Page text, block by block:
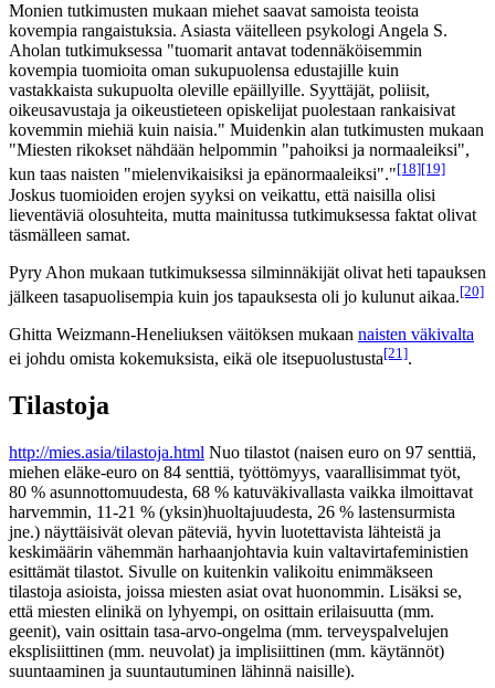
Monien tutkimusten mukaan miehet saavat samoista teoista
kovempia rangaistuksia. Asiasta väitelleen psykologi Angela S.
Aholan tutkimuksessa "tuomarit antavat todennäköisemmin
kovempia tuomioita oman sukupuolensa edustajille kuin
vastakkaista sukupuolta oleville epäillyille. Syyttäjät, poliisit,
oikeusavustaja ja oikeustieteen opiskelijat puolestaan rankaisivat
kovemmin miehiä kuin naisia." Muidenkin alan tutkimusten mukaan
"Miesten rikokset nähdään helpommin "pahoiksi ja normaaleiksi",
kun taas naisten "mielenvikaisiksi ja epänormaaleiksi"."[18][19]
Joskus tuomioiden erojen syyksi on veikattu, että naisilla olisi
lieventäviä olosuhteita, mutta mainitussa tutkimuksessa faktat olivat
täsmälleen samat.
Pyry Ahon mukaan tutkimuksessa silminnäkijät olivat heti tapauksen
jälkeen tasapuolisempia kuin jos tapauksesta oli jo kulunut aikaa.[20]
Ghitta Weizmann-Heneliuksen väitöksen mukaan naisten väkivalta
ei johdu omista kokemuksista, eikä ole itsepuolustusta[21].
Tilastoja
http://mies.asia/tilastoja.html Nuo tilastot (naisen euro on 97 senttiä,
miehen eläke-euro on 84 senttiä, työttömyys, vaarallisimmat työt,
80 % asunnottomuudesta, 68 % katuväkivallasta vaikka ilmoittavat
harvemmin, 11-21 % (yksin)huoltajuudesta, 26 % lastensurmista
jne.) näyttäisivät olevan päteviä, hyvin luotettavista lähteistä ja
keskimäärin vähemmän harhaanjohtavia kuin valtavirtafeministien
esittämät tilastot. Sivulle on kuitenkin valikoitu enimmäkseen
tilastoja asioista, joissa miesten asiat ovat huonommin. Lisäksi se,
että miesten elinikä on lyhyempi, on osittain erilaisuutta (mm.
geenit), vain osittain tasa-arvo-ongelma (mm. terveyspalvelujen
eksplisiittinen (mm. neuvolat) ja implisiittinen (mm. käytännöt)
suuntaaminen ja suuntautuminen lähinnä naisille).